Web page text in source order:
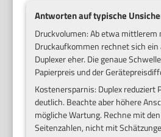
Antworten auf typische
Druckvolumen: Ab etwa mittlerem
Druckaufkommen rechnet sich
Duplexer eher. Die genaue
Papierpreis und der
Kostenersparnis: Duplex reduziert
deutlich. Beachte aber höhere
mögliche Wartung. Rechne mit
Seitenzahlen, nicht mit